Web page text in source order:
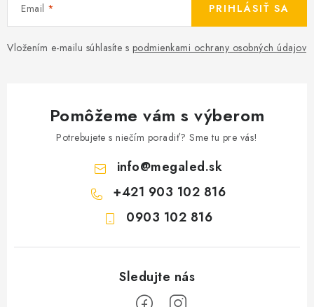
Email
Vložením e-mailu súhlasíte s podmienkami ochrany osobných údajov
PRIHLÁSIŤ SA
Pomôžeme vám s výberom
Potrebujete s niečím poradiť? Sme tu pre vás!
info@megaled.sk
+421 903 102 816
0903 102 816